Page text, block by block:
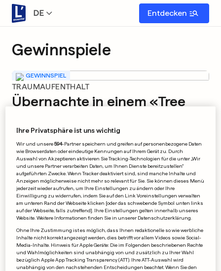
DE Entdecken
Gewinnspiele
GEWINNSPIEL
TRAUMAUFENTHALT
Übernachte in einem «Tree
de Han!
0 0
WERBUNG
Ihre Privatsphäre ist uns wichtig
Wir und unsere594-Partner speichern und greifen auf personenbezogene Daten
wie Browserdaten oder eindeutige Kennungen auf Ihrem Gerät zu. Durch
Auswahl von Akzeptieren aktivieren Sie Tracking-Technologien für die unter „Wir
und unsere Partner verarbeiten Daten, um Ihnen Dienste bereitzustellen“
aufgeführten Zwecke. Wenn Tracker deaktiviert sind, sind manche Inhalte und
Anzeigen möglicherweise nicht mehr so relevant für Sie. Sie können dieses Menü
jederzeit wieder aufrufen, um Ihre Einstellungen zu ändern oder Ihre
Einwilligung zu widerrufen, indem Sie auf den Link Voreinstellungen verwalten
am unteren Rand der Webseite klicken [oder das schwebende Symbol unten links
auf der Webseite, falls zutreffend]. Ihre Einstellungen gelten innerhalb unseres
Website. Weitere Informationen finden Sie in unserer Datenschutzerklärung.
Ohne Ihre Zustimmung ist es möglich, dass Ihnen redaktionelle so wie werbliche
Inhalte nicht korrekt angezeigt werden, dies betrifft vor allem Videos sowie Social-
Media-Inhalte. Hinweis für Apple Geräte: Die im Folgenden beschriebenen Rechte
und Wahlmöglichkeiten sind unabhängig von und zusätzlich zu Ihrer Wahl
bezüglich Apple App Tracking Transparency (ATT). Ihre ATT-Auswahl wird
unabhängig von den nachstehenden Entscheidungen beachtet. Wenn Sie den